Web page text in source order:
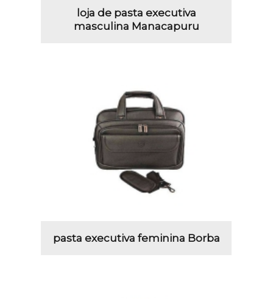
loja de pasta executiva
masculina Manacapuru
pasta executiva feminina Borba